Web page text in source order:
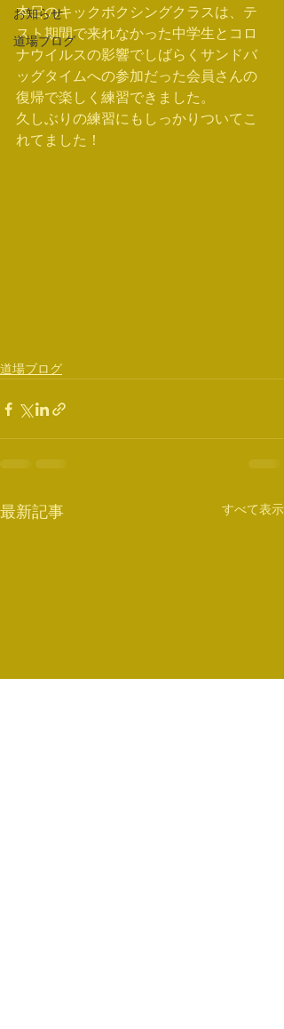
お知らせ
道場ブログ
本日のキックボクシングクラスは、テ
スト期間で来れなかった中学生とコロ
ナウイルスの影響でしばらくサンドバ
ッグタイムへの参加だった会員さんの
復帰で楽しく練習できました。
久しぶりの練習にもしっかりついてこ
れてました！
道場ブログ
最新記事 すべて表示